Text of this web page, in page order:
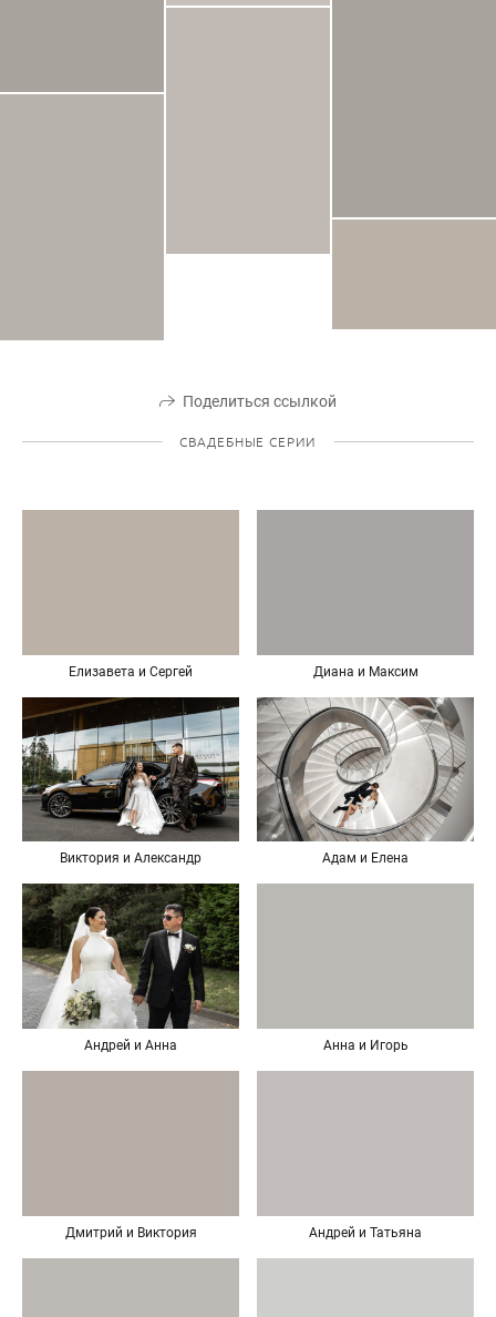
Поделиться ссылкой
СВАДЕБНЫЕ СЕРИИ
Елизавета и Сергей Диана и Максим
Виктория и Александр Адам и Елена
Андрей и Анна Анна и Игорь
Дмитрий и Виктория Андрей и Татьяна